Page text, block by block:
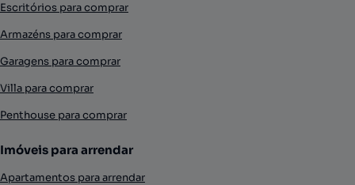
Escritórios para comprar
Armazéns para comprar
Garagens para comprar
Villa para comprar
Penthouse para comprar
Imóveis para arrendar
Apartamentos para arrendar